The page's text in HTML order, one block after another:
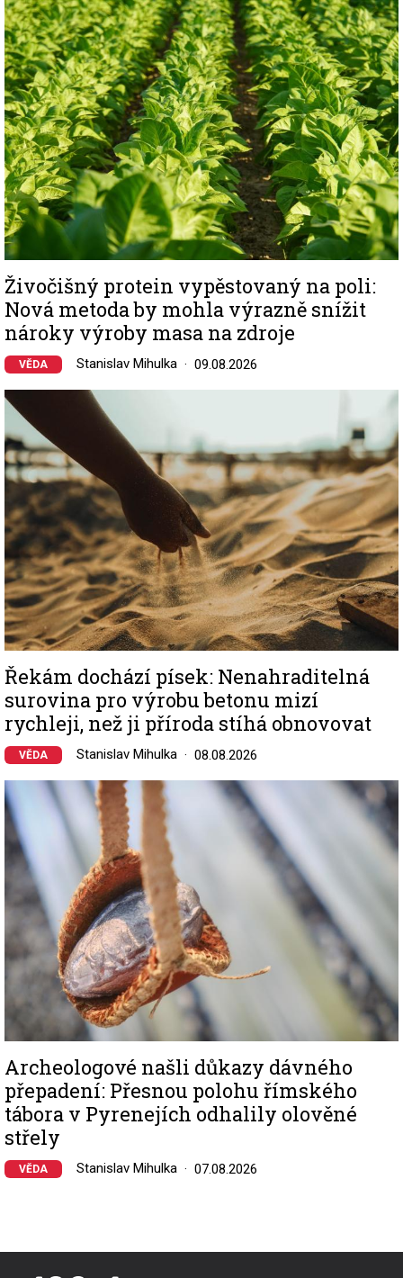
Image
Živočišný protein vypěstovaný na poli:
Nová metoda by mohla výrazně snížit
nároky výroby masa na zdroje
VĚDA Stanislav Mihulka 09.08.2026
Image
Řekám dochází písek: Nenahraditelná
surovina pro výrobu betonu mizí
rychleji, než ji příroda stíhá obnovovat
VĚDA Stanislav Mihulka 08.08.2026
Image
Archeologové našli důkazy dávného
přepadení: Přesnou polohu římského
tábora v Pyrenejích odhalily olověné
střely
VĚDA Stanislav Mihulka 07.08.2026